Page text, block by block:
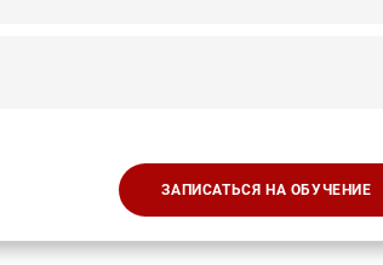
ЗАПИСАТЬСЯ НА ОБУЧЕНИЕ